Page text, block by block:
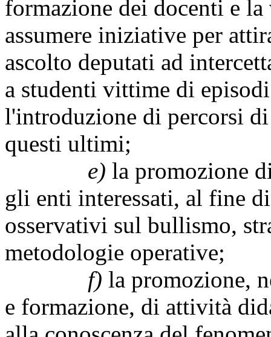
formazione dei docenti e
assumere iniziative per
ascolto deputati ad
a studenti vittime di
l'introduzione di percorsi
questi ultimi;
e) la promozione
gli enti interessati, al fine
osservativi sul bullismo,
metodologie operative;
f) la promozione,
e formazione, di attività